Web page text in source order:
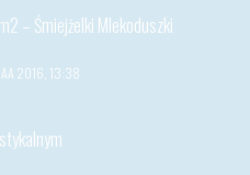
– Śmiejżelki Mlekoduszki
2016, 13:38